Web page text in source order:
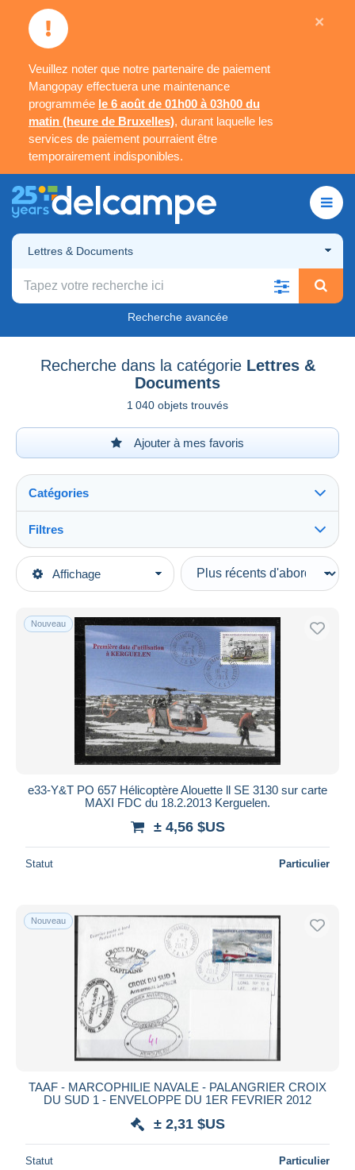
Veuillez noter que notre partenaire de paiement
Mangopay effectuera une maintenance
programmée le 6 août de 01h00 à 03h00 du
matin (heure de Bruxelles), durant laquelle les
services de paiement pourraient être
temporairement indisponibles.
×
Lettres & Documents
Recherche avancée
Recherche dans la catégorie Lettres &
Documents
1 040 objets trouvés
Ajouter à mes favoris
Affichage
Catégories
Catégories principales
Antarctique
Terres Australes et Antarctiques Françaises (TAAF)
Lettres & Documents
Filtres
Types de vente
En cours
Prix fixes
Enchères avec offres
Enchères sans offres
Vendus
Toutes les durées
depuis
Prix
Uniquement en réduction
Livraison gratuite
Méthodes de paiement
PayPal
Virement bancaire
Visa
Mastercard
iDeal
Nouveau
e33-Y&T PO 657 Hélicoptère Alouette ll SE 3130 sur carte
MAXI FDC du 18.2.2013 Kerguelen.
± 4,56 $US
Statut Particulier
Nouveau
TAAF - MARCOPHILIE NAVALE - PALANGRIER CROIX
DU SUD 1 - ENVELOPPE DU 1ER FEVRIER 2012
± 2,31 $US
Statut Particulier